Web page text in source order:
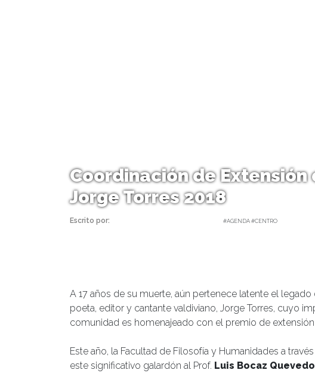
Coordinación de
Jorge Torres 2018
Escrito por: #AGENDA #CENTRO
A 17 años de su muerte, aún pertenece latente el
poeta, editor y cantante valdiviano, Jorge Torres, cuyo
comunidad es homenajeado con el premio de
Este año, la Facultad de Filosofía y Humanidades a
este significativo galardón al Prof. Luis Bocaz Quevedo